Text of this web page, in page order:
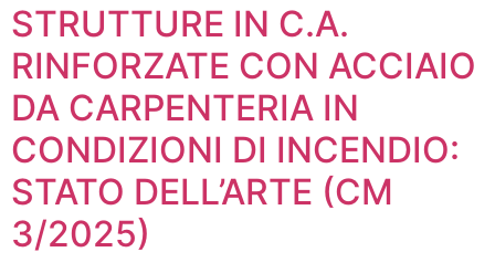
STRUTTURE IN C.A.
RINFORZATE CON ACCIAIO
DA CARPENTERIA IN
CONDIZIONI DI INCENDIO:
STATO DELL’ARTE (CM
3/2025)